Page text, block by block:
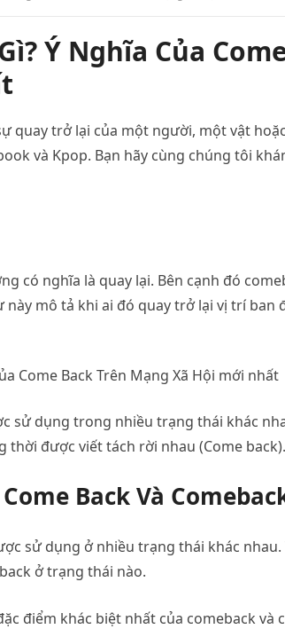
Ý Nghĩa Của
quay trở lại của một người, một vật
và Kpop. Bạn hãy cùng chúng tôi
có nghĩa là quay lại. Bên cạnh đó
này mô tả khi ai đó quay trở lại vị trí ban
sử dụng trong nhiều trạng thái khác
được viết tách rời nhau (Come back).
Back Và
sử dụng ở nhiều trạng thái khác nhau.
ở trạng thái nào.
điểm khác biệt nhất của comeback và